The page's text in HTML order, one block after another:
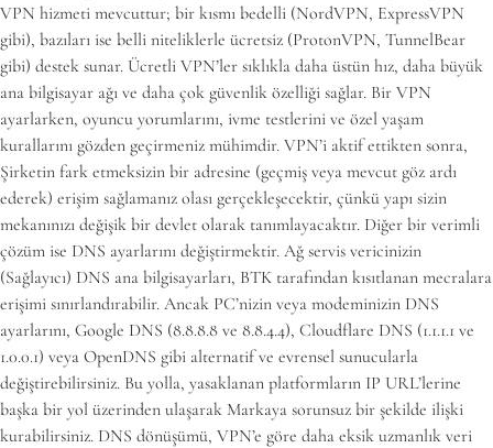
VPN hizmeti mevcuttur; bir kısmı bedelli (NordVPN, ExpressVPN
gibi), bazıları ise belli niteliklerle ücretsiz (ProtonVPN, TunnelBear
gibi) destek sunar. Ücretli VPN’ler sıklıkla daha üstün hız, daha büyük
ana bilgisayar ağı ve daha çok güvenlik özelliği sağlar. Bir VPN
ayarlarken, oyuncu yorumlarını, ivme testlerini ve özel yaşam
kurallarını gözden geçirmeniz mühimdir. VPN’i aktif ettikten sonra,
Şirketin fark etmeksizin bir adresine (geçmiş veya mevcut göz ardı
ederek) erişim sağlamanız olası gerçekleşecektir, çünkü yapı sizin
mekanınızı değişik bir devlet olarak tanımlayacaktır. Diğer bir verimli
çözüm ise DNS ayarlarını değiştirmektir. Ağ servis vericinizin
(Sağlayıcı) DNS ana bilgisayarları, BTK tarafından kısıtlanan mecralara
erişimi sınırlandırabilir. Ancak PC’nizin veya modeminizin DNS
ayarlarını, Google DNS (8.8.8.8 ve 8.8.4.4), Cloudflare DNS (1.1.1.1 ve
1.0.0.1) veya OpenDNS gibi alternatif ve evrensel sunucularla
değiştirebilirsiniz. Bu yolla, yasaklanan platformların IP URL’lerine
başka bir yol üzerinden ulaşarak Markaya sorunsuz bir şekilde ilişki
kurabilirsiniz. DNS dönüşümü, VPN’e göre daha eksik uzmanlık veri